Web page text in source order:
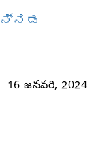
16 జనవరి, 2024